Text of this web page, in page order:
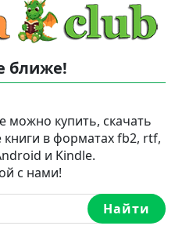
ближе!
можно купить, скачать
в форматах fb2, rtf,
и Kindle.
с нами!
Найти